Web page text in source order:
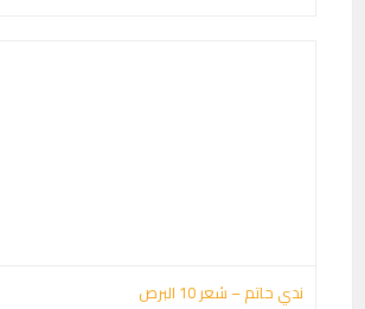
ندي حاتم – شعر 10 البرص